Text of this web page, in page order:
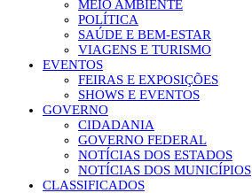
MEIO AMBIENTE
POLÍTICA
SAÚDE E BEM-ESTAR
VIAGENS E TURISMO
EVENTOS
FEIRAS E EXPOSIÇÕES
SHOWS E EVENTOS
GOVERNO
CIDADANIA
GOVERNO FEDERAL
NOTÍCIAS DOS ESTADOS
NOTÍCIAS DOS MUNICÍPIOS
CLASSIFICADOS